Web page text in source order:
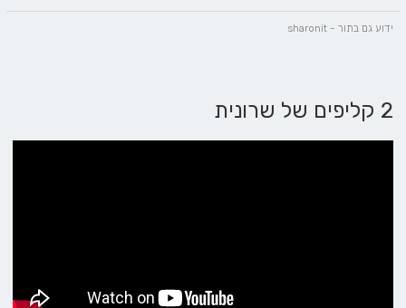
ידוע גם בתור - sharonit
2 קליפים של שרונית